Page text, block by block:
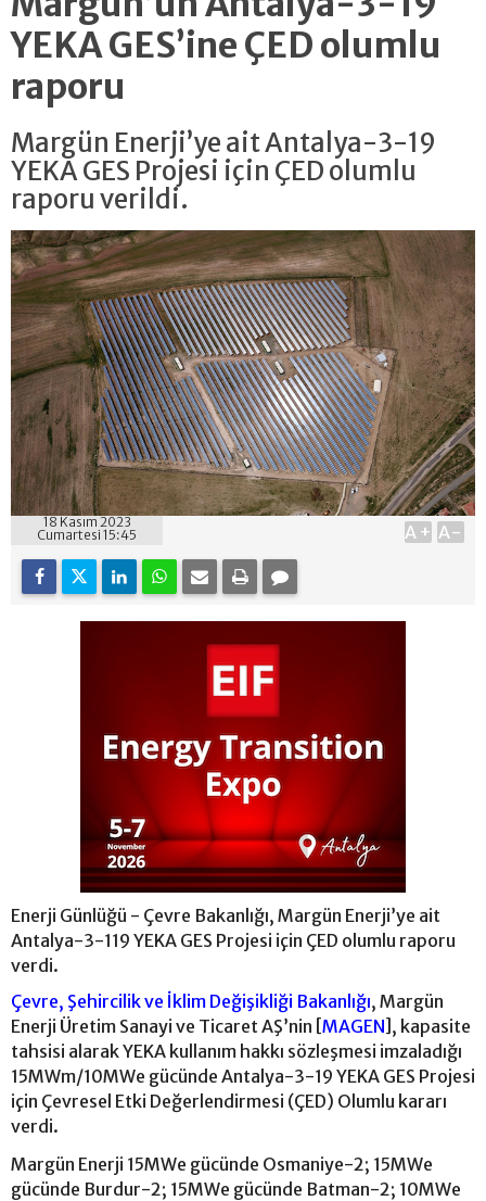
YEKA GES’ine ÇED olumlu
raporu
Margün Enerji’ye ait Antalya-3-19
YEKA GES Projesi için ÇED olumlu
raporu verildi.
18 Kasım 2023
Cumartesi 15:45
A+ A-
Enerji Günlüğü - Çevre Bakanlığı, Margün Enerji’ye ait
Antalya-3-119 YEKA GES Projesi için ÇED olumlu raporu
verdi.
Çevre, Şehircilik ve İklim Değişikliği Bakanlığı, Margün
Enerji Üretim Sanayi ve Ticaret AŞ’nin [MAGEN], kapasite
tahsisi alarak YEKA kullanım hakkı sözleşmesi imzaladığı
15MWm/10MWe gücünde Antalya-3-19 YEKA GES Projesi
için Çevresel Etki Değerlendirmesi (ÇED) Olumlu kararı
verdi.
Margün Enerji 15MWe gücünde Osmaniye-2; 15MWe
gücünde Burdur-2; 15MWe gücünde Batman-2; 10MWe